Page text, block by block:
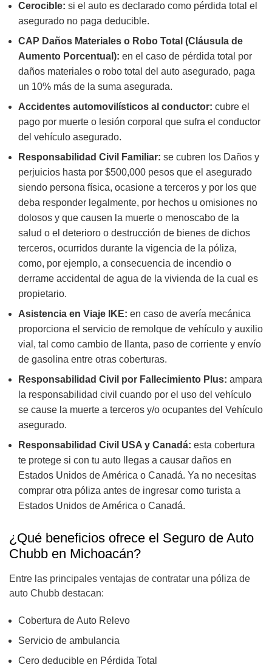
Cerocible: si el auto es declarado como pérdida total el
asegurado no paga deducible.
CAP Daños Materiales o Robo Total (Cláusula de
Aumento Porcentual): en el caso de pérdida total por
daños materiales o robo total del auto asegurado, paga
un 10% más de la suma asegurada.
Accidentes automovilísticos al conductor: cubre el
pago por muerte o lesión corporal que sufra el conductor
del vehículo asegurado.
Responsabilidad Civil Familiar: se cubren los Daños y
perjuicios hasta por $500,000 pesos que el asegurado
siendo persona física, ocasione a terceros y por los que
deba responder legalmente, por hechos u omisiones no
dolosos y que causen la muerte o menoscabo de la
salud o el deterioro o destrucción de bienes de dichos
terceros, ocurridos durante la vigencia de la póliza,
como, por ejemplo, a consecuencia de incendio o
derrame accidental de agua de la vivienda de la cual es
propietario.
Asistencia en Viaje IKE: en caso de avería mecánica
proporciona el servicio de remolque de vehículo y auxilio
vial, tal como cambio de llanta, paso de corriente y envío
de gasolina entre otras coberturas.
Responsabilidad Civil por Fallecimiento Plus: ampara
la responsabilidad civil cuando por el uso del vehículo
se cause la muerte a terceros y/o ocupantes del Vehículo
asegurado.
Responsabilidad Civil USA y Canadá: esta cobertura
te protege si con tu auto llegas a causar daños en
Estados Unidos de América o Canadá. Ya no necesitas
comprar otra póliza antes de ingresar como turista a
Estados Unidos de América o Canadá.
¿Qué beneficios ofrece el Seguro de Auto
Chubb en Michoacán?
Entre las principales ventajas de contratar una póliza de
auto Chubb destacan:
Cobertura de Auto Relevo
Servicio de ambulancia
Cero deducible en Pérdida Total